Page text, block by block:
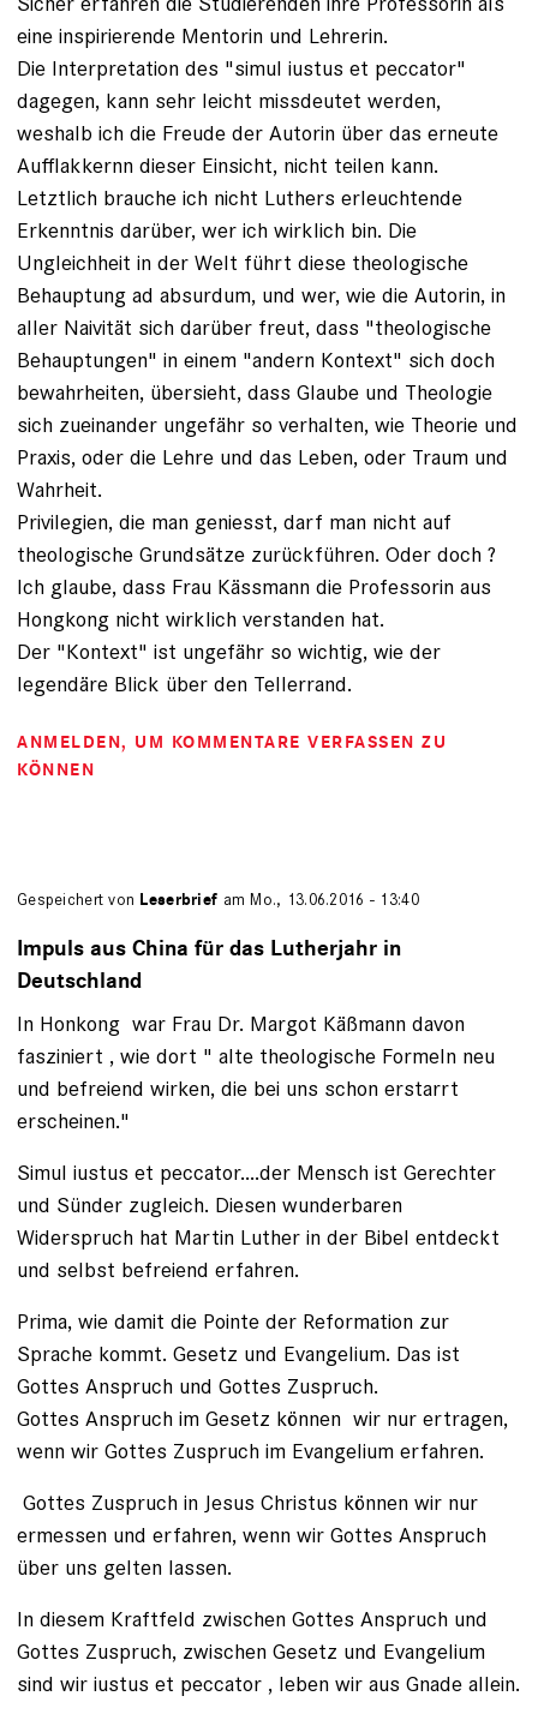
eine inspirierende Mentorin und Lehrerin.
Die Interpretation des "simul iustus et peccator"
dagegen, kann sehr leicht missdeutet werden,
weshalb ich die Freude der Autorin über das erneute
Aufflakkernn dieser Einsicht, nicht teilen kann.
Letztlich brauche ich nicht Luthers erleuchtende
Erkenntnis darüber, wer ich wirklich bin. Die
Ungleichheit in der Welt führt diese theologische
Behauptung ad absurdum, und wer, wie die Autorin, in
aller Naivität sich darüber freut, dass "theologische
Behauptungen" in einem "andern Kontext" sich doch
bewahrheiten, übersieht, dass Glaube und Theologie
sich zueinander ungefähr so verhalten, wie Theorie und
Praxis, oder die Lehre und das Leben, oder Traum und
Wahrheit.
Privilegien, die man geniesst, darf man nicht auf
theologische Grundsätze zurückführen. Oder doch ?
Ich glaube, dass Frau Kässmann die Professorin aus
Hongkong nicht wirklich verstanden hat.
Der "Kontext" ist ungefähr so wichtig, wie der
legendäre Blick über den Tellerrand.
ANMELDEN, UM KOMMENTARE VERFASSEN ZU
KÖNNEN
Gespeichert von Leserbrief am Mo., 13.06.2016 - 13:40
Impuls aus China für das Lutherjahr in
Deutschland
In Honkong war Frau Dr. Margot Käßmann davon
fasziniert , wie dort " alte theologische Formeln neu
und befreiend wirken, die bei uns schon erstarrt
erscheinen."
Simul iustus et peccator....der Mensch ist Gerechter
und Sünder zugleich. Diesen wunderbaren
Widerspruch hat Martin Luther in der Bibel entdeckt
und selbst befreiend erfahren.
Prima, wie damit die Pointe der Reformation zur
Sprache kommt. Gesetz und Evangelium. Das ist
Gottes Anspruch und Gottes Zuspruch.
Gottes Anspruch im Gesetz können wir nur ertragen,
wenn wir Gottes Zuspruch im Evangelium erfahren.
Gottes Zuspruch in Jesus Christus können wir nur
ermessen und erfahren, wenn wir Gottes Anspruch
über uns gelten lassen.
In diesem Kraftfeld zwischen Gottes Anspruch und
Gottes Zuspruch, zwischen Gesetz und Evangelium
sind wir iustus et peccator , leben wir aus Gnade allein.